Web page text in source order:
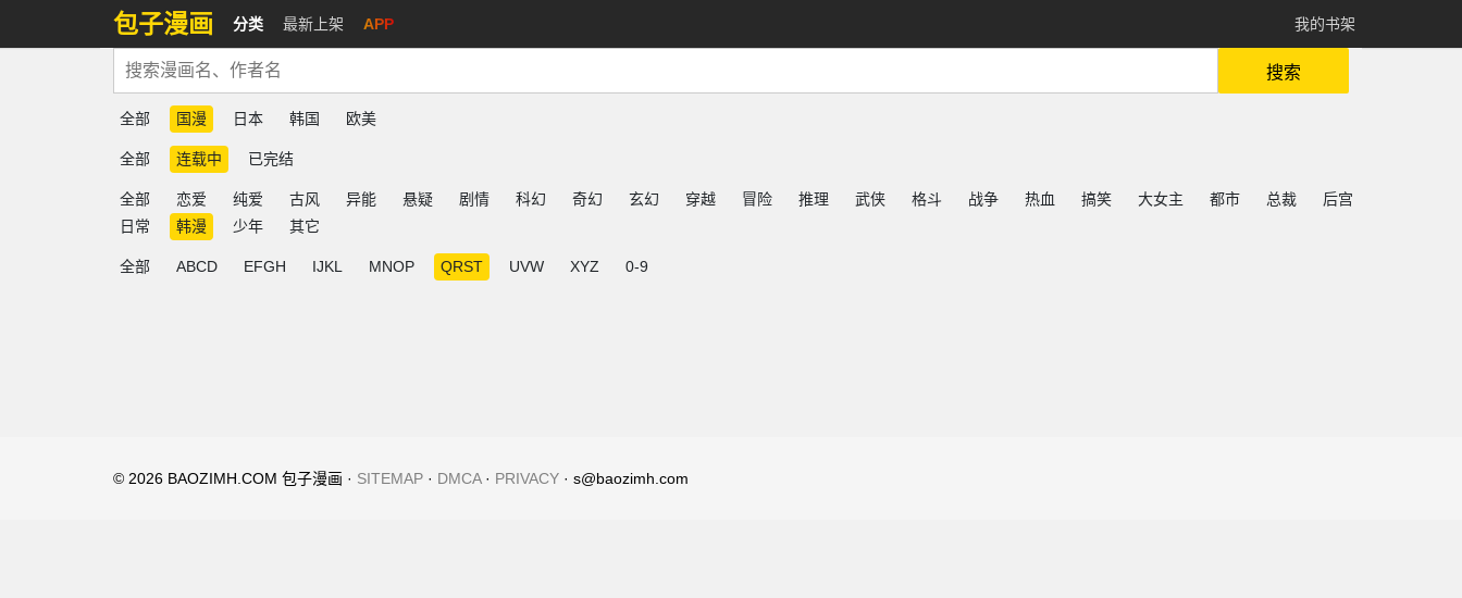
包子漫画 分类 最新上架 APP 我的书架
搜索
全部 国漫 日本 韩国 欧美
全部 连载中 已完结
全部 恋爱 纯爱 古风 异能 悬疑 剧情 科幻 奇幻 玄幻 穿越 冒险 推理 武侠 格斗 战争 热血 搞笑 大女主 都市 总裁
后宫
日常
韩漫 少年 其它
全部 ABCD EFGH IJKL MNOP QRST UVW XYZ 0-9
© 2026 BAOZIMH.COM 包子漫画 · SITEMAP · DMCA· PRIVACY · s@baozimh.com